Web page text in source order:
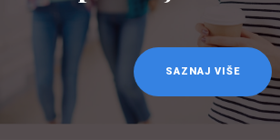
JEZIKA
PREVODILAČKI BIRO
KURSEVI
NOVOSTI
KONTAKT
SAZNAJ VIŠE